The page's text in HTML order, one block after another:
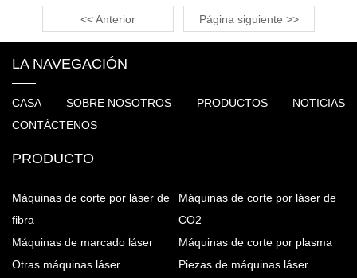
<< Anterior Página siguiente >>
LA NAVEGACIÓN
CASA SOBRE NOSOTROS PRODUCTOS
NOTICIAS
CONTÁCTENOS
PRODUCTO
Máquinas de corte por láser de
fibra
Máquinas de corte por láser de
CO2
Máquinas de marcado láser
Máquinas de corte por plasma
Otras máquinas láser
Piezas de máquinas láser